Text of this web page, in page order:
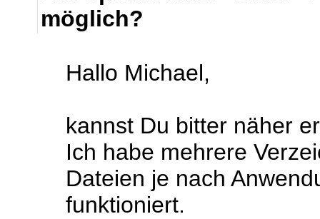
möglich?
Hallo Michael,
kannst Du bitter näher
Ich habe mehrere
Dateien je nach
funktioniert.